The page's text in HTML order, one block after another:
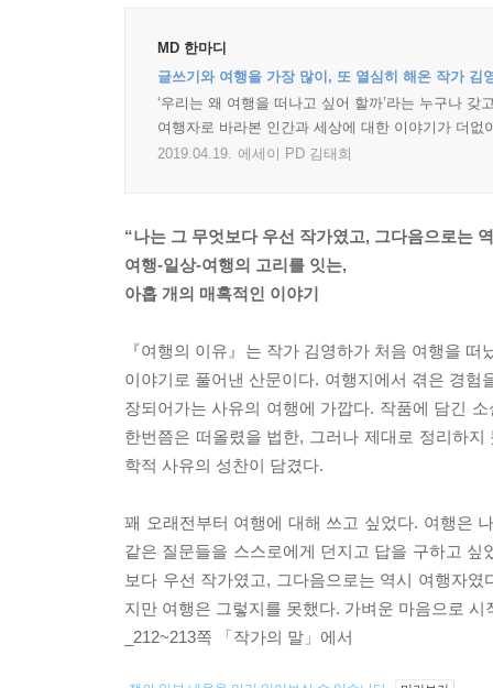
MD 한마디
글쓰기와 여행을 가장 많이, 또 열심히 해온 작가 김
‘우리는 왜 여행을 떠나고 싶어 할까’라는 누구나
여행자로 바라본 인간과 세상에 대한 이야기가 더없
2019.04.19. 에세이 PD 김태희
“나는 그 무엇보다 우선 작가였고, 그다음으로는
여행-일상-여행의 고리를 잇는,
아홉 개의 매혹적인 이야기
『여행의 이유』는 작가 김영하가 처음 여행을
이야기로 풀어낸 산문이다. 여행지에서 겪은 경
장되어가는 사유의 여행에 가깝다. 작품에 담긴
한번쯤은 떠올렸을 법한, 그러나 제대로 정리하
학적 사유의 성찬이 담겼다.
꽤 오래전부터 여행에 대해 쓰고 싶었다. 여행은
같은 질문들을 스스로에게 던지고 답을 구하고
보다 우선 작가였고, 그다음으로는 역시 여행자
지만 여행은 그렇지를 못했다. 가벼운 마음으로
_212~213쪽 「작가의 말」에서